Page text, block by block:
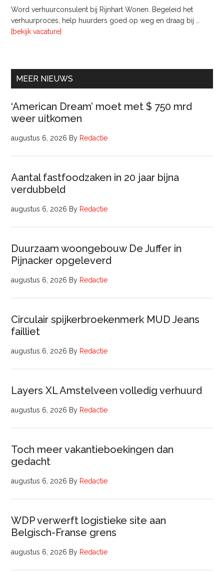
bij
Vastgoedmanagement
Word verhuurconsulent bij Rijnhart Wonen. Begeleid het
verhuurproces, help huurders goed op weg en draag bij …
[bekijk vacature]
MEER NIEUWS
‘American Dream’ moet met $ 750 mrd
weer uitkomen
augustus 6, 2026 By Redactie
Aantal fastfoodzaken in 20 jaar bijna
verdubbeld
augustus 6, 2026 By Redactie
Duurzaam woongebouw De Juffer in
Pijnacker opgeleverd
augustus 6, 2026 By Redactie
Circulair spijkerbroekenmerk MUD Jeans
failliet
augustus 6, 2026 By Redactie
Layers XL Amstelveen volledig verhuurd
augustus 6, 2026 By Redactie
Toch meer vakantieboekingen dan
gedacht
augustus 6, 2026 By Redactie
WDP verwerft logistieke site aan
Belgisch-Franse grens
augustus 6, 2026 By Redactie